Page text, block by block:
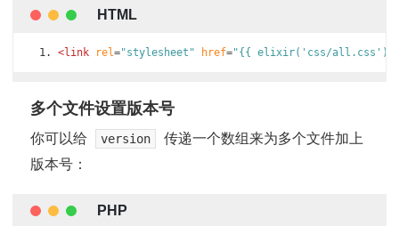
<link rel="stylesheet" href="{{ elixir('css/all.css')
多个文件设置版本号
你可以给 version
传递一个数组来为多个文件加上
版本号：